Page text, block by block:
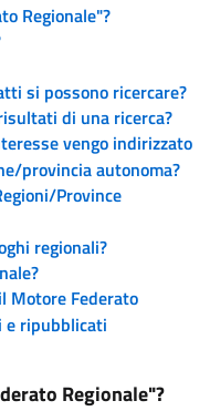
Regionale"?
si possono ricercare?
di una ricerca?
vengo indirizzato
provincia autonoma?
Province
regionali?
Motore Federato
e ripubblicati
Regionale"?